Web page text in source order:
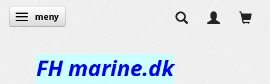
Ändra navigering
meny
FH marine.dk